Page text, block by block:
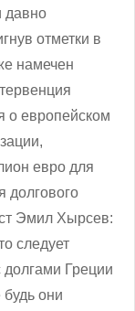
давно
отметки в
намечен
о европейском
евро для
долгового
Эмил Хырсев:
следует
долгами Греции
будь они